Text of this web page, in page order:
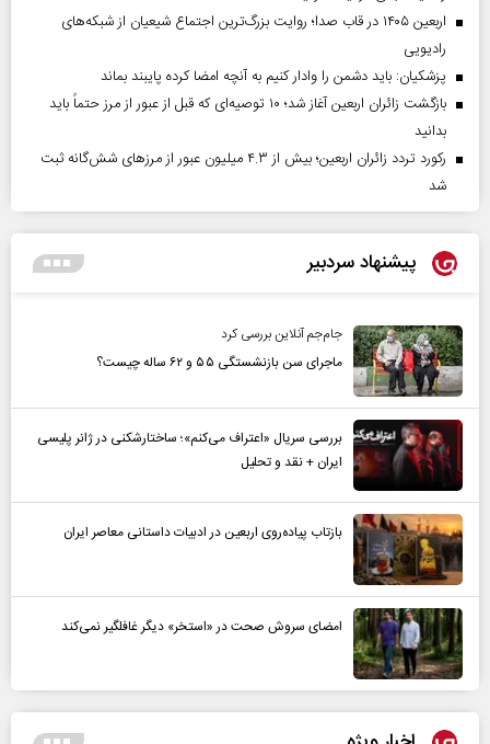
اربعین ۱۴۰۵ در قاب صدا؛ روایت بزرگ‌ترین اجتماع شیعیان از شبکه‌های
رادیویی
پزشکیان: باید دشمن را وادار کنیم به آنچه امضا کرده پایبند بماند
بازگشت زائران اربعین آغاز شد؛ ۱۰ توصیه‌ای که قبل از عبور از مرز حتماً باید
بدانید
رکورد تردد زائران اربعین؛ بیش از ۴.۳ میلیون عبور از مرزهای شش‌گانه ثبت
شد
پیشنهاد سردبیر
جام‌جم آنلاین بررسی کرد
ماجرای سن بازنشستگی ۵۵ و ۶۲ ساله چیست؟
بررسی سریال «اعتراف می‌کنم»؛ ساختارشکنی در ژانر پلیسی
ایران + نقد و تحلیل
بازتاب پیاده‌روی اربعین در ادبیات داستانی معاصر ایران
امضای سروش صحت در «استخر» دیگر غافلگیر نمی‌کند